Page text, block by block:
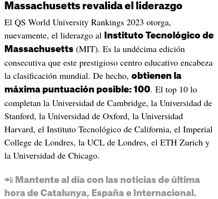
Massachusetts revalida el liderazgo
El QS World University Rankings 2023 otorga,
nuevamente, el liderazgo al
Instituto Tecnológico de
Massachusetts(MIT). Es la undécima edición
consecutiva que este prestigioso centro educativo encabeza
la clasificación mundial. De hecho, obtienen la
máxima puntuación posible: 100. El top 10 lo
completan la Universidad de Cambridge, la Universidad de
Stanford, la Universidad de Oxford, la Universidad
Harvard, el Instituto Tecnológico de California, el Imperial
College de Londres, la UCL de Londres, el ETH Zurich y
la Universidad de Chicago.
📲 Mantente al día con las noticias de última
hora de Catalunya, España e Internacional.